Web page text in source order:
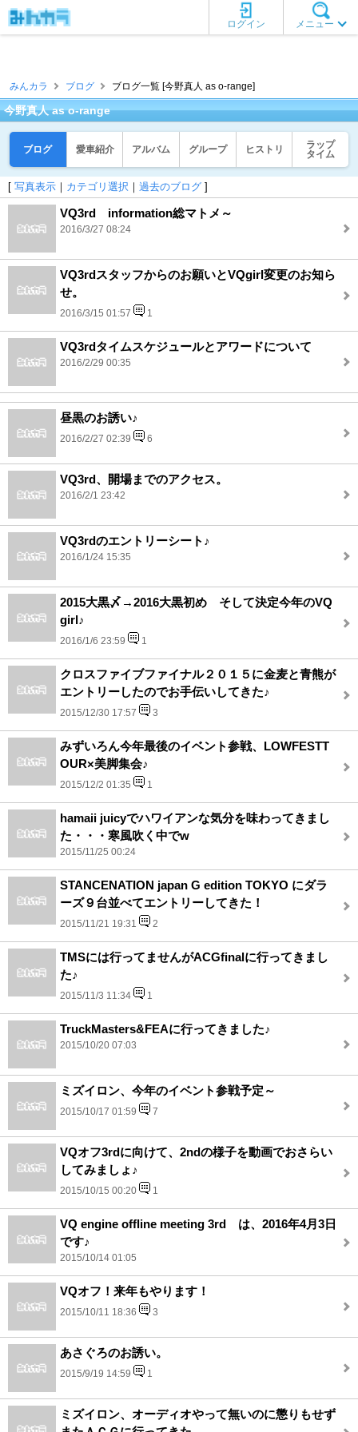
メニュー
ログイン
みんカラ ブログ ブログ一覧 [今野真人 as o-range]
今野真人 as o-range
ブログ 愛車紹介 アルバム グループ ヒストリ
ラップ
タイム
[ 写真表示 ｜ カテゴリ選択 ｜ 過去のブログ ]
VQ3rd information総マトメ～
2016/3/27 08:24
VQ3rdスタッフからのお願いとVQgirl変更のお知ら
せ。
2016/3/15 01:57 1
VQ3rdタイムスケジュールとアワードについて
2016/2/29 00:35
昼黒のお誘い♪
2016/2/27 02:39 6
VQ3rd、開場までのアクセス。
2016/2/1 23:42
VQ3rdのエントリーシート♪
2016/1/24 15:35
2015大黒〆→2016大黒初め そして決定今年のVQ
girl♪
2016/1/6 23:59 1
クロスファイブファイナル２０１５に金麦と青熊が
エントリーしたのでお手伝いしてきた♪
2015/12/30 17:57 3
みずいろん今年最後のイベント参戦、LOWFESTT
OUR×美脚集会♪
2015/12/2 01:35 1
hamaii juicyでハワイアンな気分を味わってきまし
た・・・寒風吹く中でw
2015/11/25 00:24
STANCENATION japan G edition TOKYO にダラ
ーズ９台並べてエントリーしてきた！
2015/11/21 19:31 2
TMSには行ってませんがACGfinalに行ってきまし
た♪
2015/11/3 11:34 1
TruckMasters&FEAに行ってきました♪
2015/10/20 07:03
ミズイロン、今年のイベント参戦予定～
2015/10/17 01:59 7
VQオフ3rdに向けて、2ndの様子を動画でおさらい
してみましょ♪
2015/10/15 00:20 1
VQ engine offline meeting 3rd は、2016年4月3日
です♪
2015/10/14 01:05
VQオフ！来年もやります！
2015/10/11 18:36 3
あさぐろのお誘い。
2015/9/19 14:59 1
ミズイロン、オーディオやって無いのに懲りもせず